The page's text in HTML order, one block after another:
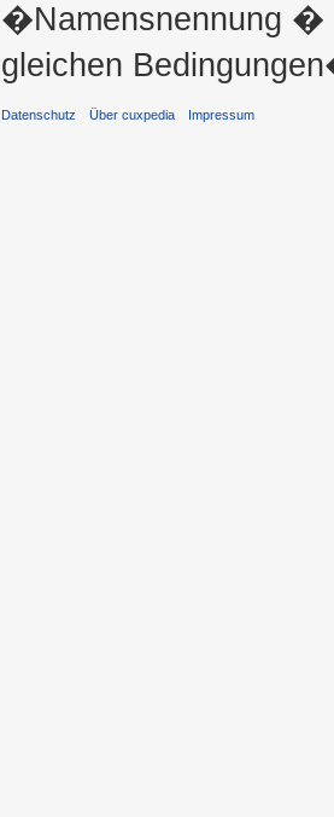
�Namensnennung �
gleichen
Datenschutz Über cuxpedia Impressum